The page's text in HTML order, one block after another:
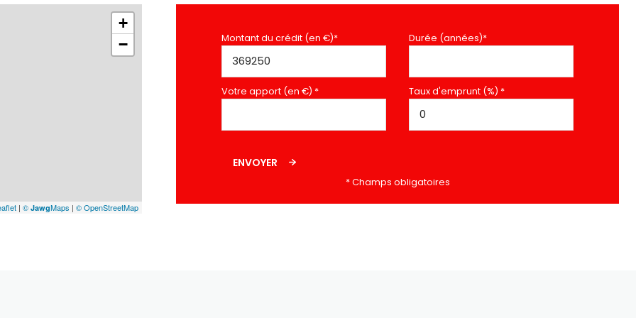
+
−
| © JawgMaps | © OpenStreetMap
Montant du crédit (en €)* Durée (années)*
Votre apport (en €) * Taux d'emprunt (%) *
ENVOYER
* Champs obligatoires